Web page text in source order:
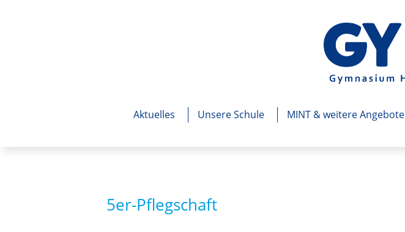
Aktuelles Unsere Schule MINT & weitere Angebote
5er-Pflegschaft